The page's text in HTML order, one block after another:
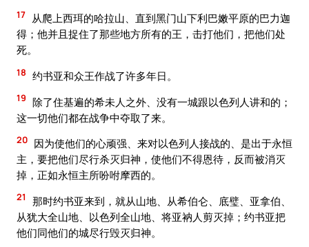
17 从爬上西珥的哈拉山、直到黑门山下利巴嫩平原的巴力迦
得；他并且捉住了那些地方所有的王，击打他们，把他们处
死。
18 约书亚和众王作战了许多年日。
19 除了住基遍的希未人之外、没有一城跟以色列人讲和的；
这一切他们都在战争中夺取了来。
20 因为使他们的心顽强、来对以色列人接战的、是出于永恒
主，要把他们尽行杀灭归神，使他们不得恩待，反而被消灭
掉，正如永恒主所吩咐摩西的。
21
那时约书亚来到，就从山地、从希伯仑、底璧、亚拿伯、
从犹大全山地、以色列全山地、将亚衲人剪灭掉；约书亚把
他们同他们的城尽行毁灭归神。